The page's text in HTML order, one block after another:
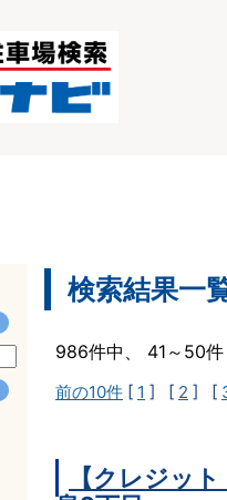
検索結果一
986件中、 41～50
前の10件 [ 1 ] [ 2 ] [
【クレジッ